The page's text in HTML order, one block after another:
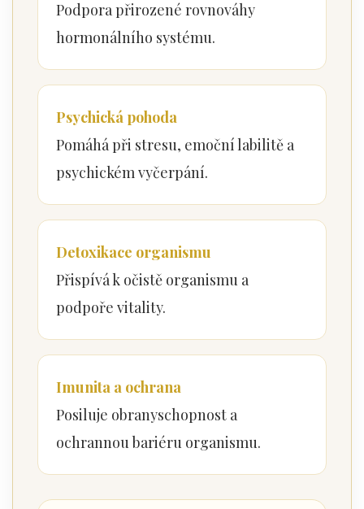
Podpora přirozené rovnováhy
hormonálního systému.
Psychická pohoda
Pomáhá při stresu, emoční labilitě a
psychickém vyčerpání.
Detoxikace organismu
Přispívá k očistě organismu a
podpoře vitality.
Imunita a ochrana
Posiluje obranyschopnost a
ochrannou bariéru organismu.